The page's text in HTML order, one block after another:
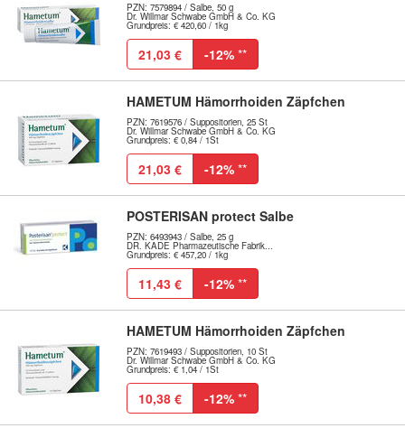
PZN: 7579894 / Salbe, 50 g
Dr. Willmar Schwabe GmbH & Co. KG
Grundpreis: € 420,60 / 1kg
21,03 € -12% **
HAMETUM Hämorrhoiden Zäpfchen
PZN: 7619576 / Suppositorien, 25 St
Dr. Willmar Schwabe GmbH & Co. KG
Grundpreis: € 0,84 / 1St
21,03 € -12% **
POSTERISAN protect Salbe
PZN: 6493943 / Salbe, 25 g
DR. KADE Pharmazeutische Fabrik...
Grundpreis: € 457,20 / 1kg
11,43 € -12% **
HAMETUM Hämorrhoiden Zäpfchen
PZN: 7619493 / Suppositorien, 10 St
Dr. Willmar Schwabe GmbH & Co. KG
Grundpreis: € 1,04 / 1St
10,38 € -12% **